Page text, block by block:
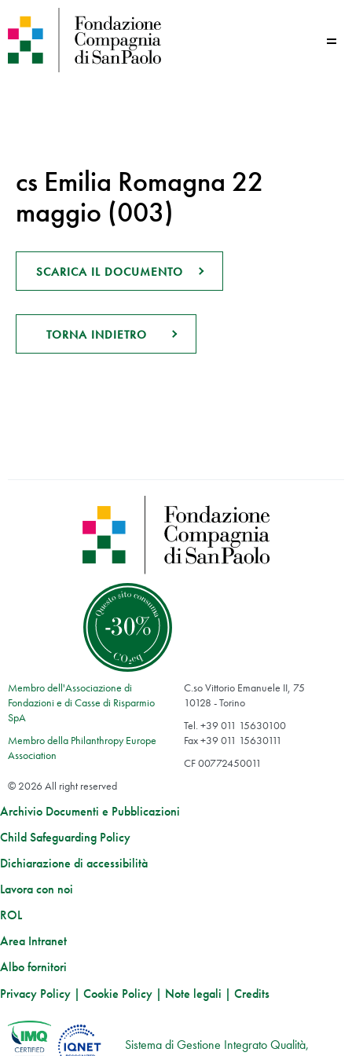
cs Emilia Romagna 22
maggio (003)
SCARICA IL DOCUMENTO
TORNA INDIETRO
Membro dell'Associazione di
Fondazioni e di Casse di Risparmio
SpA
Membro della Philanthropy Europe
Association
C.so Vittorio Emanuele II, 75
10128 - Torino
Tel. +39 011 15630100
Fax +39 011 15630111
CF 00772450011
© 2026 All right reserved
Archivio Documenti e Pubblicazioni
Child Safeguarding Policy
Dichiarazione di accessibilità
Lavora con noi
ROL
Area Intranet
Albo fornitori
Privacy Policy | Cookie Policy | Note legali | Credits
Sistema di Gestione Integrato Qualità,